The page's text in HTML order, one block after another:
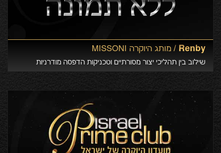
Renby / מותג היוקרה MISSONI
שילוב בין תהליכי יצור מסורתיים וטכניקות הדפסה מודרניות